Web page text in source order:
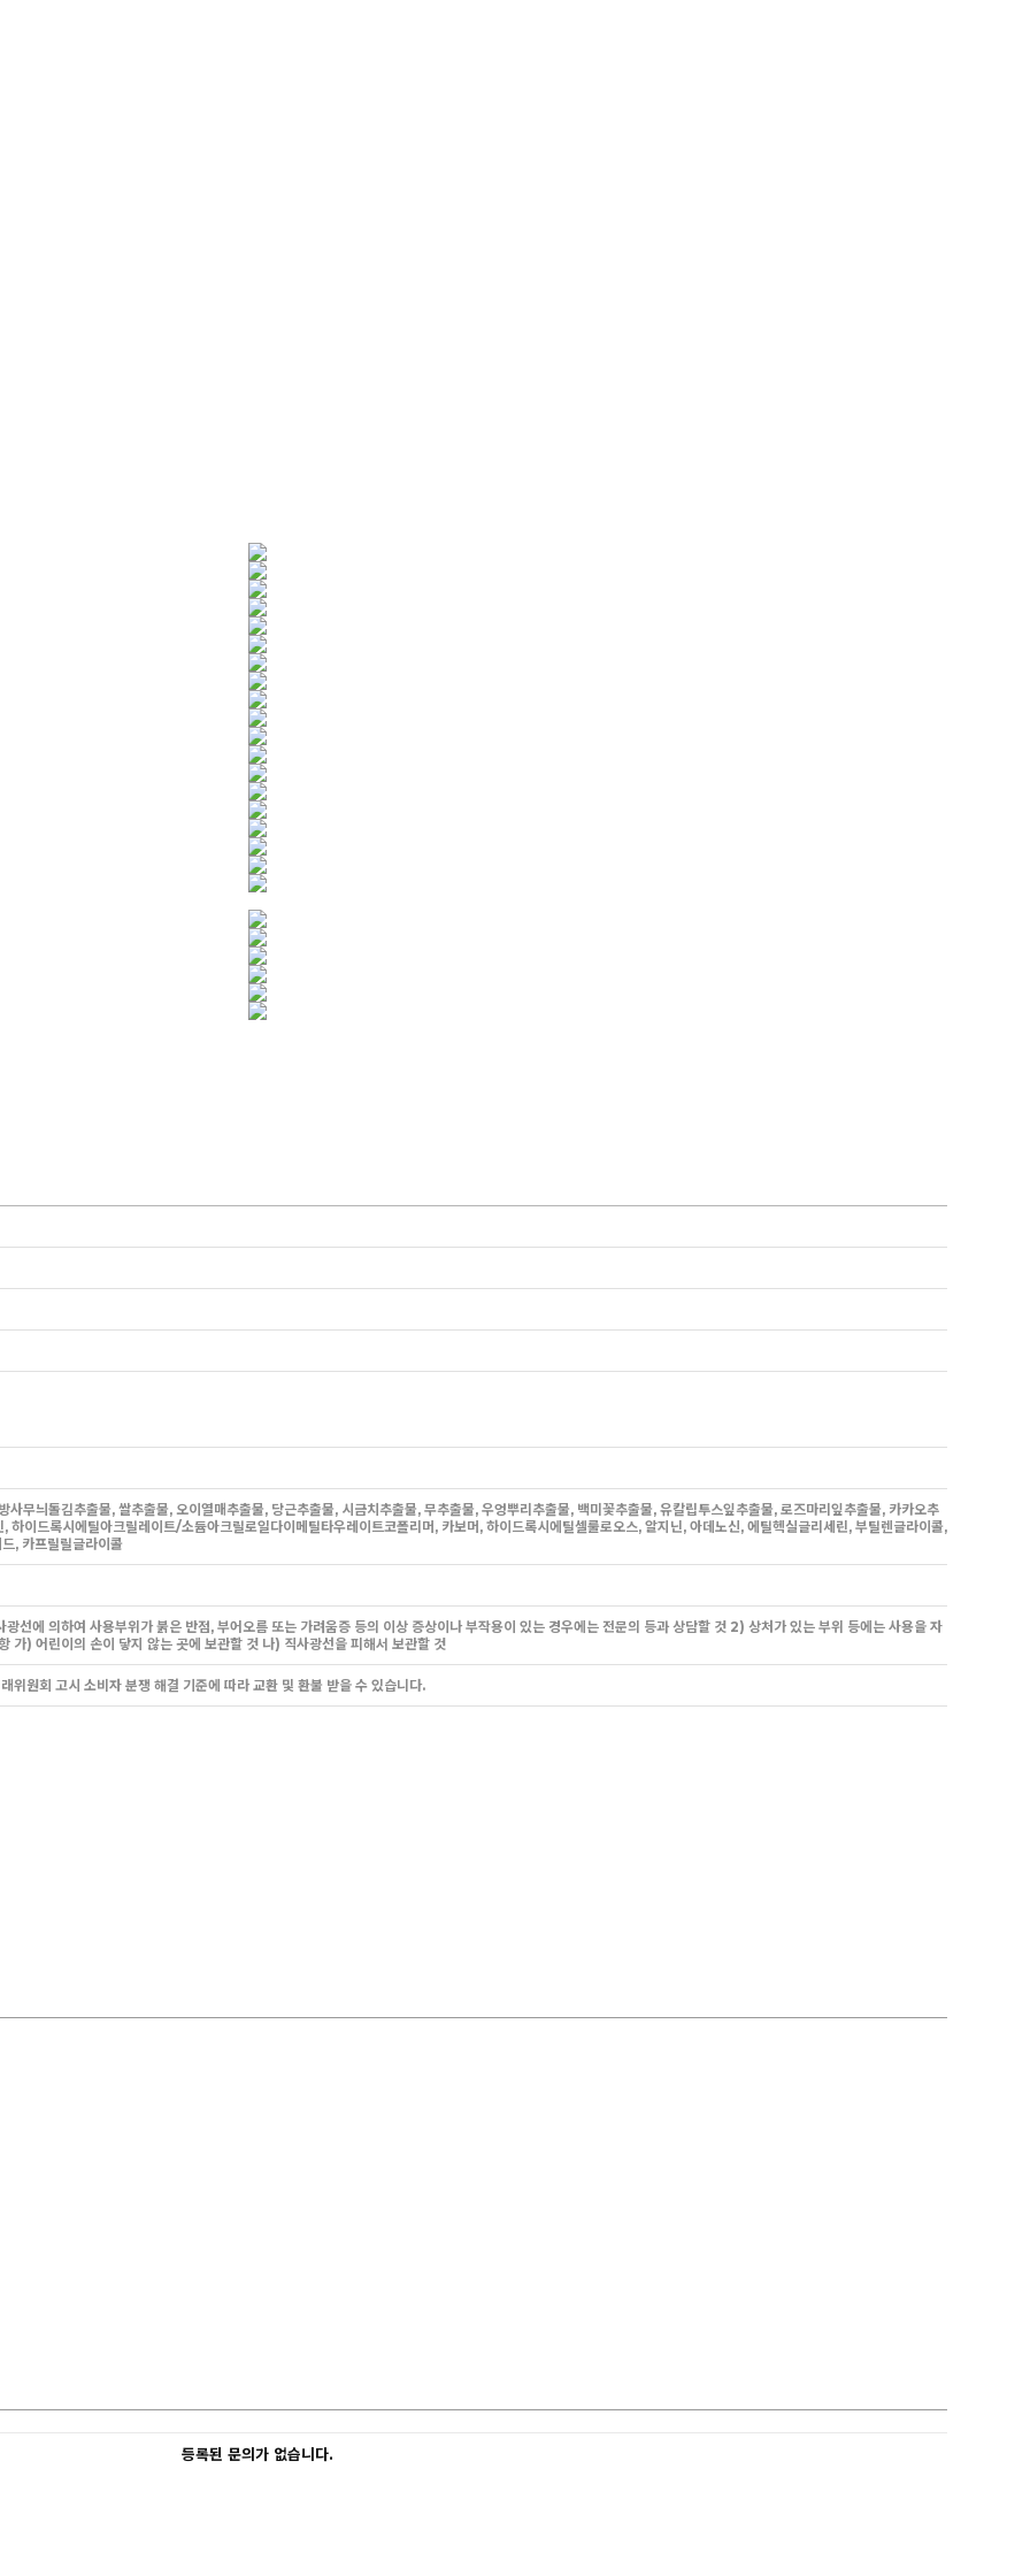
사무늬돌김추출물, 쌀추출물, 오이열매추출물, 당근추출물, 시금치추출물, 무추출물, 우엉뿌리추출물, 백미꽃추출물, 유칼립투스잎추출물, 로즈마리잎추출물, 카카오추
하이드록시에틸아크릴레이트/소듐아크릴로일다이메틸타우레이트코폴리머, 카보머, 하이드록시에틸셀룰로오스, 알지닌, 아데노신, 에틸헥실글리세린, 부틸렌글라이콜,
, 카프릴릴글라이콜
광선에 의하여 사용부위가 붉은 반점, 부어오름 또는 가려움증 등의 이상 증상이나 부작용이 있는 경우에는 전문의 등과 상담할 것 2) 상처가 있는 부위 등에는 사용을 자
가) 어린이의 손이 닿지 않는 곳에 보관할 것 나) 직사광선을 피해서 보관할 것
위원회 고시 소비자 분쟁 해결 기준에 따라 교환 및 환불 받을 수 있습니다.
등록된 문의가 없습니다.